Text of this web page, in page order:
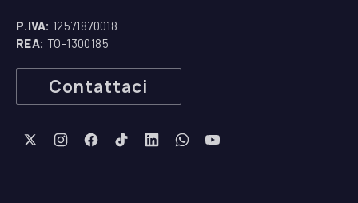
P.IVA: 12571870018
REA: TO-1300185
Contattaci
New Window
New Window
New Window
New Window
New Window
New WindowNew Window